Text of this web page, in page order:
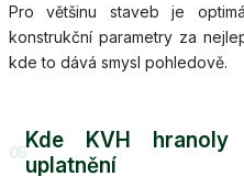
Pro většinu staveb je
konstrukční parametry za
kde to dává smysl pohledově.
05Kde KVH hranoly
uplatnění